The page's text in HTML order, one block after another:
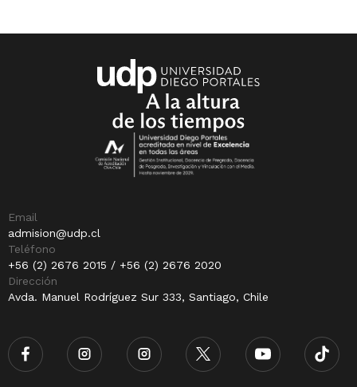
Email
admision@udp.cl
Teléfono
+56 (2) 2676 2015 / +56 (2) 2676 2020
Dirección
Avda. Manuel Rodríguez Sur 333, Santiago, Chile